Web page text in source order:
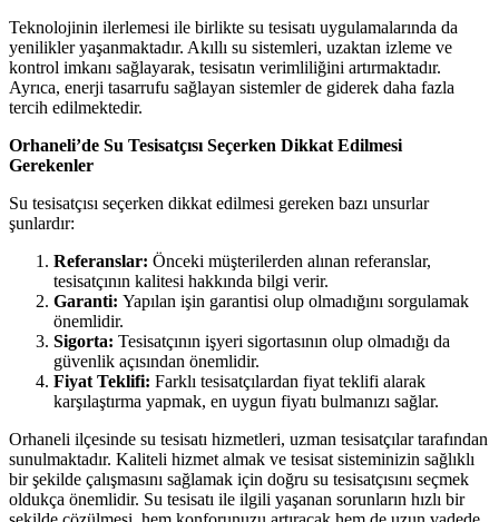
Teknolojinin ilerlemesi ile birlikte su tesisatı uygulamalarında da
yenilikler yaşanmaktadır. Akıllı su sistemleri, uzaktan izleme ve
kontrol imkanı sağlayarak, tesisatın verimliliğini artırmaktadır.
Ayrıca, enerji tasarrufu sağlayan sistemler de giderek daha fazla
tercih edilmektedir.
Orhaneli’de Su Tesisatçısı Seçerken Dikkat Edilmesi
Gerekenler
Su tesisatçısı seçerken dikkat edilmesi gereken bazı unsurlar
şunlardır:
Referanslar: Önceki müşterilerden alınan referanslar,
tesisatçının kalitesi hakkında bilgi verir.
Garanti: Yapılan işin garantisi olup olmadığını sorgulamak
önemlidir.
Sigorta: Tesisatçının işyeri sigortasının olup olmadığı da
güvenlik açısından önemlidir.
Fiyat Teklifi: Farklı tesisatçılardan fiyat teklifi alarak
karşılaştırma yapmak, en uygun fiyatı bulmanızı sağlar.
Orhaneli ilçesinde su tesisatı hizmetleri, uzman tesisatçılar tarafından
sunulmaktadır. Kaliteli hizmet almak ve tesisat sisteminizin sağlıklı
bir şekilde çalışmasını sağlamak için doğru su tesisatçısını seçmek
oldukça önemlidir. Su tesisatı ile ilgili yaşanan sorunların hızlı bir